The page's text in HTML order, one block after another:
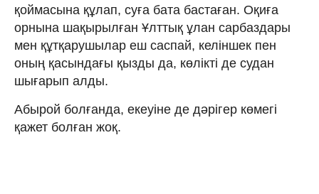
қоймасына құлап, суға бата бастаған. Оқиға
орнына шақырылған Ұлттық ұлан сарбаздары
мен құтқарушылар еш саспай, келіншек пен
оның қасындағы қызды да, көлікті де судан
шығарып алды.
Абырой болғанда, екеуіне де дәрігер көмегі
қажет болған жоқ.